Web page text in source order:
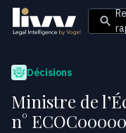
Décisions
Ministre de
n°